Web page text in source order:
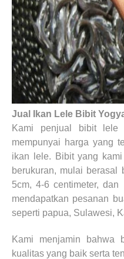
Jual Ikan Lele Bibit
Kami penjual bibit
mempunyai harga yang
ikan lele. Bibit yang
berukuran, mulai berasal
5cm, 4-6 centimeter, dan
mendapatkan pesanan
seperti papua, Sulawesi,
Kami menjamin bahwa
kualitas yang baik serta